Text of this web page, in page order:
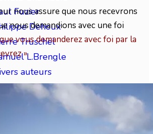
Fuzier
Dehoux
Truschel
L.Brengle
auteurs
vous sur les chemins, regardez,
marchez-y, et vous
nous assure que nous recevrons
nous demandions avec une foi
vous demanderez avec foi par la
».